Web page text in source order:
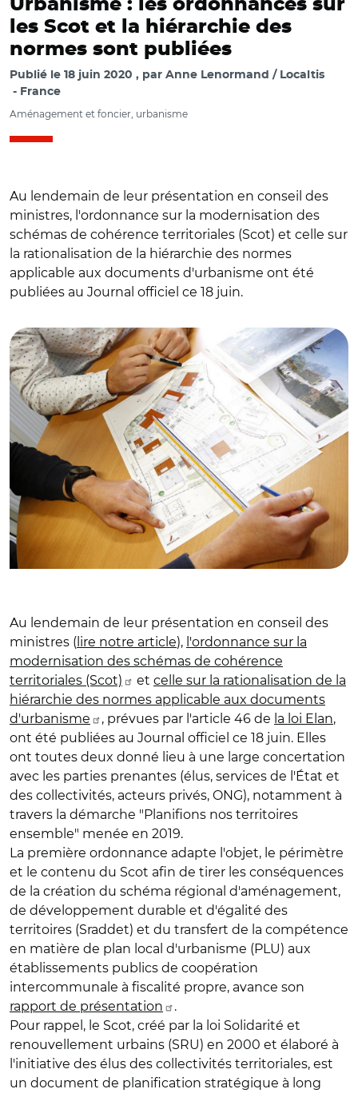
Urbanisme : les ordonnances sur
les Scot et la hiérarchie des
normes sont publiées
Publié le 18 juin 2020 par Anne Lenormand / Localtis
France
Aménagement et foncier, urbanisme
Au lendemain de leur présentation en conseil des
ministres, l'ordonnance sur la modernisation des
schémas de cohérence territoriales (Scot) et celle sur
la rationalisation de la hiérarchie des normes
applicable aux documents d'urbanisme ont été
publiées au Journal officiel ce 18 juin.
Au lendemain de leur présentation en conseil des
ministres ( lire notre article), l'ordonnance sur la
modernisation des schémas de cohérence
territoriales (Scot)
et celle sur la rationalisation de la
hiérarchie des normes applicable aux documents
d'urbanisme
, prévues par l'article 46 de la loi Elan,
ont été publiées au Journal officiel ce 18 juin. Elles
ont toutes deux donné lieu à une large concertation
avec les parties prenantes (élus, services de l'État et
des collectivités, acteurs privés, ONG), notamment à
travers la démarche "Planifions nos territoires
ensemble" menée en 2019.
La première ordonnance adapte l'objet, le périmètre
et le contenu du Scot afin de tirer les conséquences
de la création du schéma régional d'aménagement,
de développement durable et d'égalité des
territoires (Sraddet) et du transfert de la compétence
en matière de plan local d'urbanisme (PLU) aux
établissements publics de coopération
intercommunale à fiscalité propre, avance son
rapport de présentation
.
Pour rappel, le Scot, créé par la loi Solidarité et
renouvellement urbains (SRU) en 2000 et élaboré à
l'initiative des élus des collectivités territoriales, est
un document de planification stratégique à long